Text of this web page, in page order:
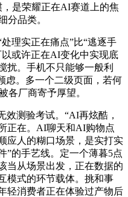
是荣耀正在AI赛道上的焦
分品类。
理实正在痛点”比“逃逐手
或许正在AI变化中实现底
扰。手机不只能够一般利
虑。多一个二级页面，若何
各厂商寄予厚望。
测验考试。“AI再炫酷，
正在。AI聊天和AI购物点
应人的糊口场景，是实打实
”的手艺线。定一个薄暮5点
当从场景出发，正在数据的
模式的环节载体。挑和事
轻消费者正在体验过产物后